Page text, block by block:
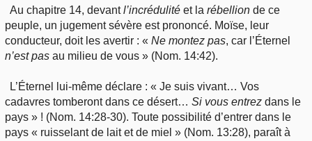
Au chapitre 14, devantl’incrédulité et larébellion de ce
peuple, un jugement sévère est prononcé. Moïse, leur
conducteur, doit les avertir : « Ne montez pas, car l’Éternel
n’est pas au milieu de vous » (Nom. 14:42).
L’Éternel lui-même déclare : « Je suis vivant… Vos
cadavres tomberont dans ce désert… Si vous entrez dans le
pays » ! (Nom. 14:28-30). Toute possibilité d’entrer dans le
pays « ruisselant de lait et de miel » (Nom. 13:28), paraît à